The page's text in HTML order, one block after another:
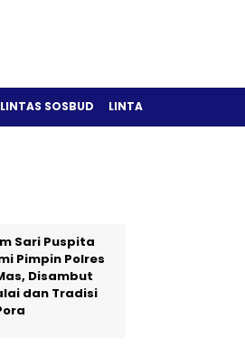
LINTAS SOSBUD LINTAS OLAH RAGA
Sari Puspita
Pimpin Polres
Disambut
dan Tradisi